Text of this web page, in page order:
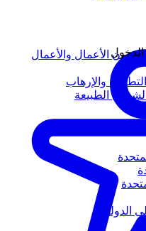
الأعمال والأعمال
والإرهاب
لشؤون الطبيعة
الدولة